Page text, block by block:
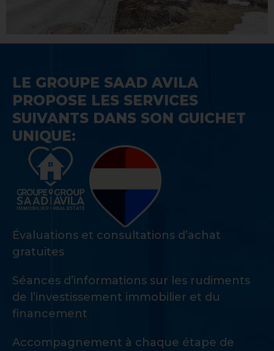
LE GROUPE SAAD AVILA
PROPOSE LES SERVICES
SUIVANTS DANS SON GUICHET
UNIQUE:
Évaluations et consultations d’achat
gratuites
Séances d’informations sur les rudiments
de l’investissement immobilier et du
financement
Accompagnement à chaque étape de